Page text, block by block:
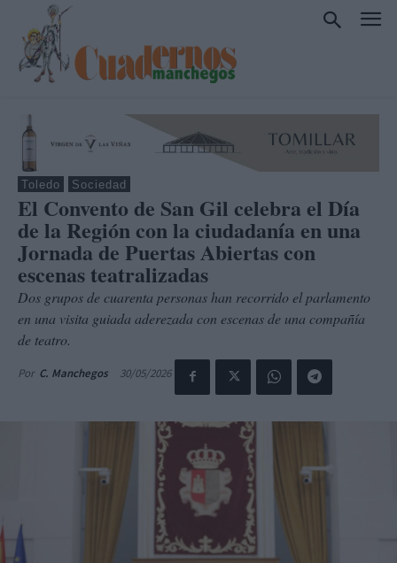
Toledo Sociedad
El Convento de San Gil celebra el Día
de la Región con la ciudadanía en una
Jornada de Puertas Abiertas con
escenas teatralizadas
Dos grupos de cuarenta personas han recorrido el parlamento
en una visita guiada aderezada con escenas de una compañía
de teatro.
Por C. Manchegos 30/05/2026